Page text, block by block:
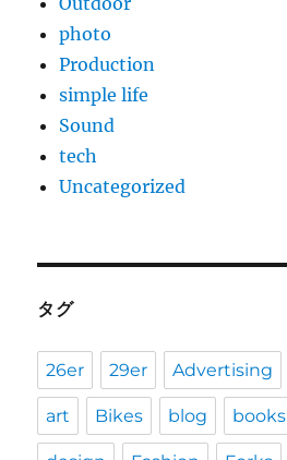
photo
Production
simple life
Sound
tech
Uncategorized
タグ
26er 29er Advertising
art Bikes blog books